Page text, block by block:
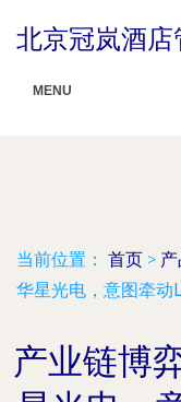
北京冠岚酒店
MENU
当前位置： 首页 >
华星光电，意图牵动
产业链博